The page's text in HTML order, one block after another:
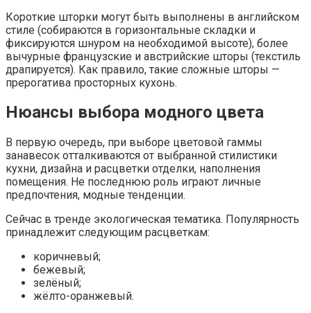
Короткие шторки могут быть выполнены в английском
стиле (собираются в горизонтальные складки и
фиксируются шнуром на необходимой высоте), более
вычурные французские и австрийские шторы (текстиль
драпируется). Как правило, такие сложные шторы —
прерогатива просторных кухонь.
Нюансы выбора модного цвета
В первую очередь, при выборе цветовой гаммы
занавесок отталкиваются от выбранной стилистики
кухни, дизайна и расцветки отделки, наполнения
помещения. Не последнюю роль играют личные
предпочтения, модные тенденции.
Сейчас в тренде экологическая тематика. Популярность
принадлежит следующим расцветкам:
коричневый;
бежевый;
зелёный;
жёлто-оранжевый.